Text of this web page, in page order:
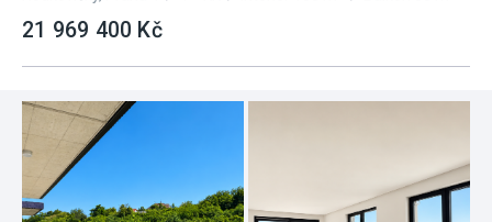
21 969 400 Kč